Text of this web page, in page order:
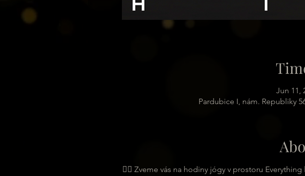
Jun 11,
Pardubice I, nám. Republiky
🧘‍♀ Zveme vás na hodiny jógy v prostoru Everything